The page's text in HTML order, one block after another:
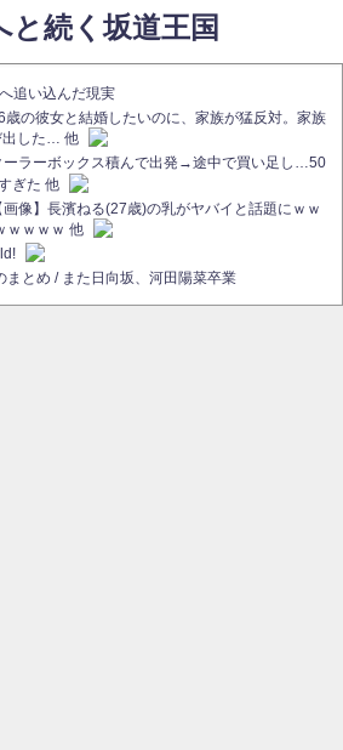
と続く坂道王国
追い込んだ現実
の彼女と結婚したいのに、家族が猛反対。家族
出した… 他
ーラーボックス積んで出発→途中で買い足し…50
ぎた 他
像】長濱ねる(27歳)の乳がヤバイと話題にｗｗ
ｗｗｗｗ 他
まとめ / また日向坂、河田陽菜卒業